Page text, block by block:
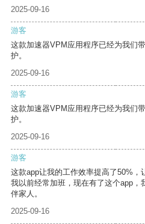
2025-09-16
游客
这款加速器VPM应用程序已经为我们
护。
2025-09-16
游客
这款加速器VPM应用程序已经为我们
护。
2025-09-16
游客
这款app让我的工作效率提高了50%，
我以前经常加班，现在有了这个app
伴家人。
2025-09-16